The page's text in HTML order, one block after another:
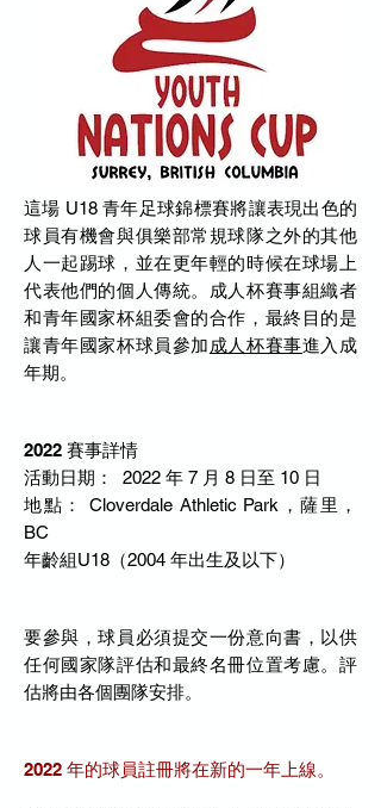
這場 U18 青年足球錦標賽將讓表現出色的
球員有機會與俱樂部常規球隊之外的其他
人一起踢球，並在更年輕的時候在球場上
代表他們的個人傳統。成人杯賽事組織者
和青年國家杯組委會的合作，最終目的是
讓青年國家杯球員參加成人杯賽事進入成
年期。
2022 賽事詳情
活動日期：
2022 年 7 月 8 日至 10 日
地點：
Cloverdale Athletic Park，薩里，
BC
年齡組U18（2004 年出生及以下）
要參與，球員必須提交一份意向書，以供
任何國家隊評估和最終名冊位置考慮。評
估將由各個團隊安排。
2022 年的球員註冊將在新的一年上線。